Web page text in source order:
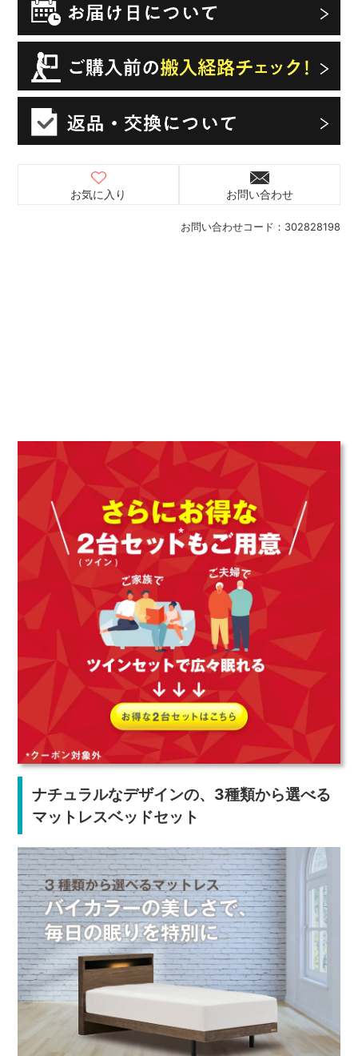
お問い合わせコード： 302828198
お気に入り お問い合わせ
ナチュラルなデザインの、3種類から選べる
マットレスベッドセット